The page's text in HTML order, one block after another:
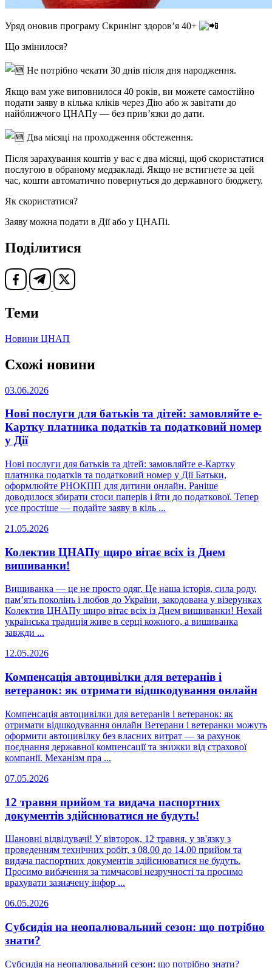
Уряд оновив програму Скринінг здоров’я 40+
Що змінилося?
Не потрібно чекати 30 днів після дня народження.
Якщо вам уже виповнилося 40 років, ви можете самостійно
подати заяву в кілька кліків через Дію або ж завітати до
найближчого ЦНАПу — без прив’язки до дати.
Два місяці на проходження обстеження.
Після зарахування коштів у вас є два місяці, щоб скористатися
послугою в обраному медзакладі. Якщо не встигнете за цей
час, кошти автоматично повернуться до державного бюджету.
Як скористатися?
Заяву можна подати в Дії або у ЦНАПі.
Поділитися
Теми
Новини ЦНАП
Схожі новини
03.06.2026
Нові послуги для батьків та дітей: замовляйте е-
Картку платника податків та податковий номер
у Дії
Нові послуги для батьків та дітей: замовляйте е-Картку
платника податків та податковий номер у Дії Батьки,
оформлюйте РНОКПП для дитини онлайн. Раніше
доводилося збирати стоси паперів і йти до податкової. Тепер
усе простіше — подайте заяву в кіль ...
21.05.2026
Колектив ЦНАПу щиро вітає всіх із Днем
вишиванки!
Вишиванка — це не просто одяг. Це наша історія, сила роду,
пам’ять поколінь і любов до України, закодована у візерунках
Колектив ЦНАПу щиро вітає всіх із Днем вишиванки! Нехай
українська традиція живе в серці кожного, а вишиванка
завжди ...
12.05.2026
Компенсація автоцивілки для ветеранів і
ветеранок: як отримати відшкодування онлайн
Компенсація автоцивілки для ветеранів і ветеранок: як
отримати відшкодування онлайн Ветерани і ветеранки можуть
оформити автоцивілку без власних витрат — за рахунок
поєднання державної компенсації та знижки від страхової
компанії. Механізм пра ...
07.05.2026
12 травня прийом та видача паспортних
документів здійснюватися не будуть!
Шановні відвідувачі! У вівторок, 12 травня, у зв'язку з
проведенням технічних робіт, з 08.00 до 14.00 прийом та
видача паспортних документів здійснюватися не будуть.
Просимо вибачення за тимчасові незручності та просимо
врахувати зазначену інфор ...
06.05.2026
Субсидія на неопалювальний сезон: що потрібно
знати?
Субсидія на неопалювальний сезон: що потрібно знати?